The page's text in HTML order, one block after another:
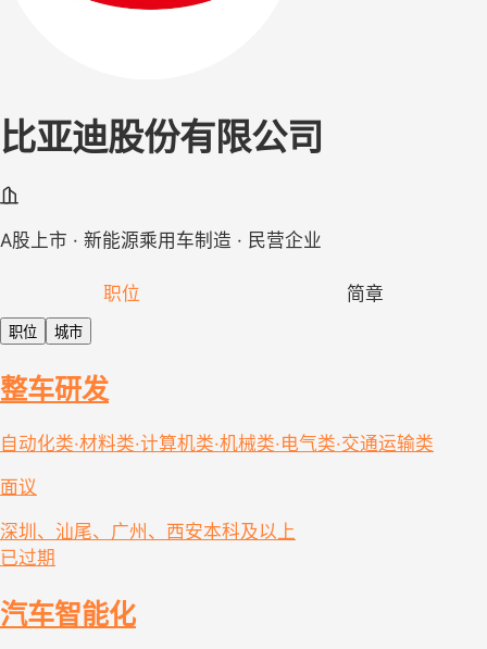
比亚迪股份有限公司
A股上市 · 新能源乘用车制造 · 民营企业
职位 简章
职位 城市
整车研发
自动化类·材料类·计算机类·机械类·电气类·交通运输类
面议
深圳、汕尾、广州、西安本科及以上
已过期
汽车智能化